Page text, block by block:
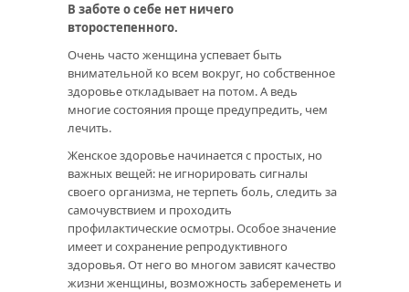
В заботе о себе нет ничего
второстепенного.
Очень часто женщина успевает быть
внимательной ко всем вокруг, но собственное
здоровье откладывает на потом. А ведь
многие состояния проще предупредить, чем
лечить.
Женское здоровье начинается с простых, но
важных вещей: не игнорировать сигналы
своего организма, не терпеть боль, следить за
самочувствием и проходить
профилактические осмотры. Особое значение
имеет и сохранение репродуктивного
здоровья. От него во многом зависят качество
жизни женщины, возможность забеременеть и